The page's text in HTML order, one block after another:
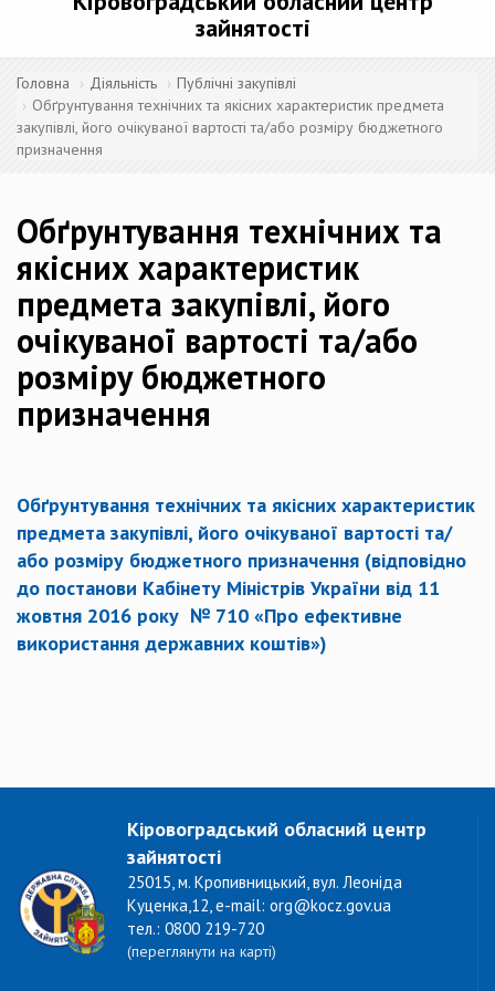
зайнятості
Головна Діяльність
Публічні закупівлі
Обґрунтування технічних та якісних характеристик предмета
закупівлі, його очікуваної вартості та/або розміру бюджетного
призначення
Обґрунтування технічних та
якісних характеристик
предмета закупівлі, його
очікуваної вартості та/або
розміру бюджетного
призначення
Обґрунтування технічних та якісних характеристик
предмета закупівлі, його очікуваної вартості та/
або розміру бюджетного призначення (відповідно
до постанови Кабінету Міністрів України від 11
жовтня 2016 року № 710 «Про ефективне
використання державних коштів»)
Кіровоградський обласний центр
зайнятості
25015, м. Кропивницький, вул. Леоніда
Куценка,12, e-mail: org@kocz.gov.ua
тел.: 0800 219-720
(переглянути на карті)